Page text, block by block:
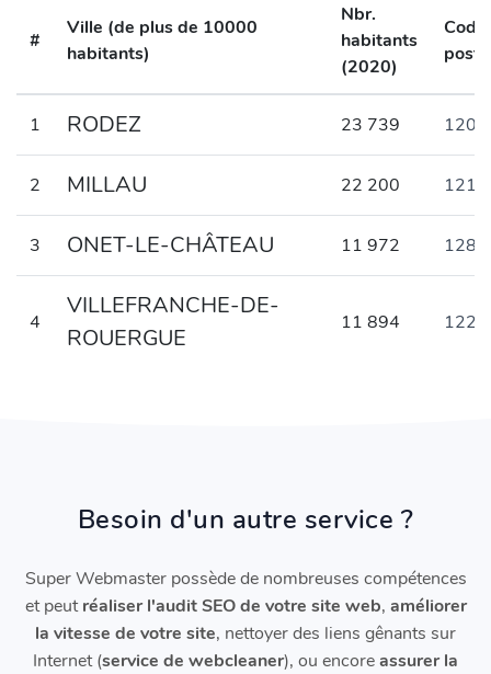
#
Ville (de plus de 10000
habitants)
Nbr.
habitants
(2020)
Code
1 RODEZ 23 739
2 MILLAU 22 200
3 ONET-LE-CHÂTEAU 11 972
4
VILLEFRANCHE-DE-
ROUERGUE
11 894
Besoin d'un autre service ?
Super Webmaster possède de nombreuses compétences
et peutréaliser l'audit SEO de votre site web, améliorer
la vitesse de votre site, nettoyer des liens gênants sur
Internet (service de webcleaner), ou encoreassurer la